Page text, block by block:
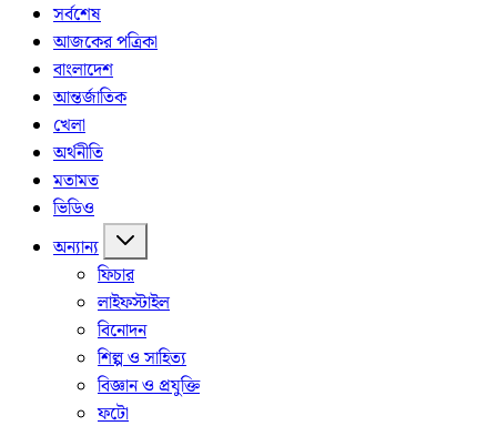
সর্বশেষ
আজকের পত্রিকা
বাংলাদেশ
আন্তর্জাতিক
খেলা
অর্থনীতি
মতামত
ভিডিও
অন্যান্য
ফিচার
লাইফস্টাইল
বিনোদন
শিল্প ও সাহিত্য
বিজ্ঞান ও প্রযুক্তি
ফটো